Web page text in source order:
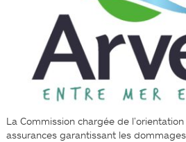
La Commission chargée de
assurances garantissant les